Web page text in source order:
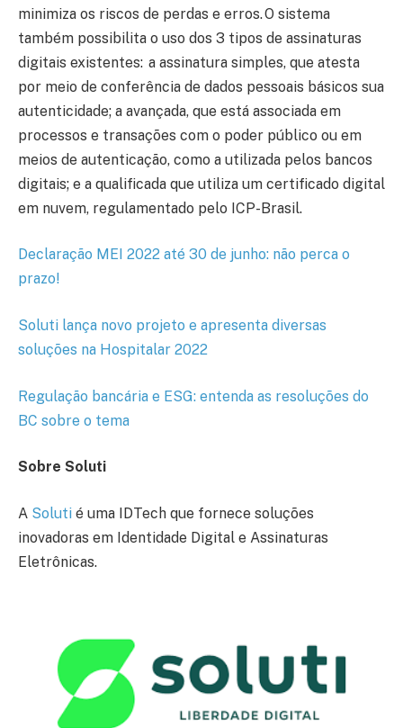
minimiza os riscos de perdas e erros. O sistema
também possibilita o uso dos 3 tipos de assinaturas
digitais existentes: a assinatura simples, que atesta
por meio de conferência de dados pessoais básicos sua
autenticidade; a avançada, que está associada em
processos e transações com o poder público ou em
meios de autenticação, como a utilizada pelos bancos
digitais; e a qualificada que utiliza um certificado digital
em nuvem, regulamentado pelo ICP-Brasil.
Declaração MEI 2022 até 30 de junho: não perca o
prazo!
Soluti lança novo projeto e apresenta diversas
soluções na Hospitalar 2022
Regulação bancária e ESG: entenda as resoluções do
BC sobre o tema
Sobre Soluti
A Soluti é uma IDTech que fornece soluções
inovadoras em Identidade Digital e Assinaturas
Eletrônicas.